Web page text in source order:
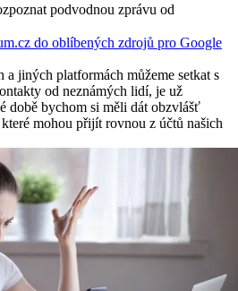
podvodnou zprávu od
do oblíbených zdrojů pro Google
a jiných platformách můžeme setkat s
od neznámých lidí, je už
době bychom si měli dát obzvlášť
mohou přijít rovnou z účtů našich